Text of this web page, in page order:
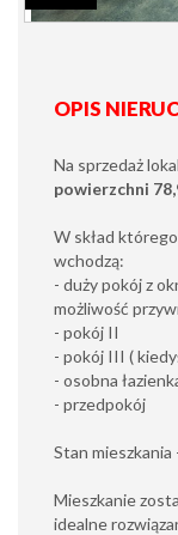
OPIS
Na sprzedaż
powierzchni
W skład
wchodzą:
- duży pokój z
możliwość
- pokój II
- pokój III (
- osobna
- przedpokój
Stan
Mieszkanie
idealne